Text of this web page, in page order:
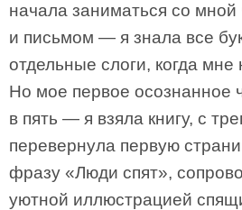
начала заниматься со мной
и письмом — я знала все
отдельные слоги, когда
Но мое первое осознанное
в пять — я взяла книгу, с
перевернула первую
фразу «Люди спят»,
уютной иллюстрацией